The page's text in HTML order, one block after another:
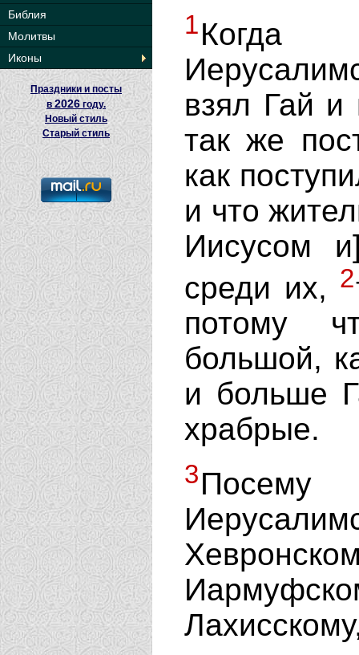
Библия
Молитвы
Иконы
Праздники и посты
в2026 году.
Новый стиль
Старый стиль
1Когда
взял Гай и
так же
как
и что
Иисусом
среди их, 2
потому
большой,
и больше
храбрые.
3